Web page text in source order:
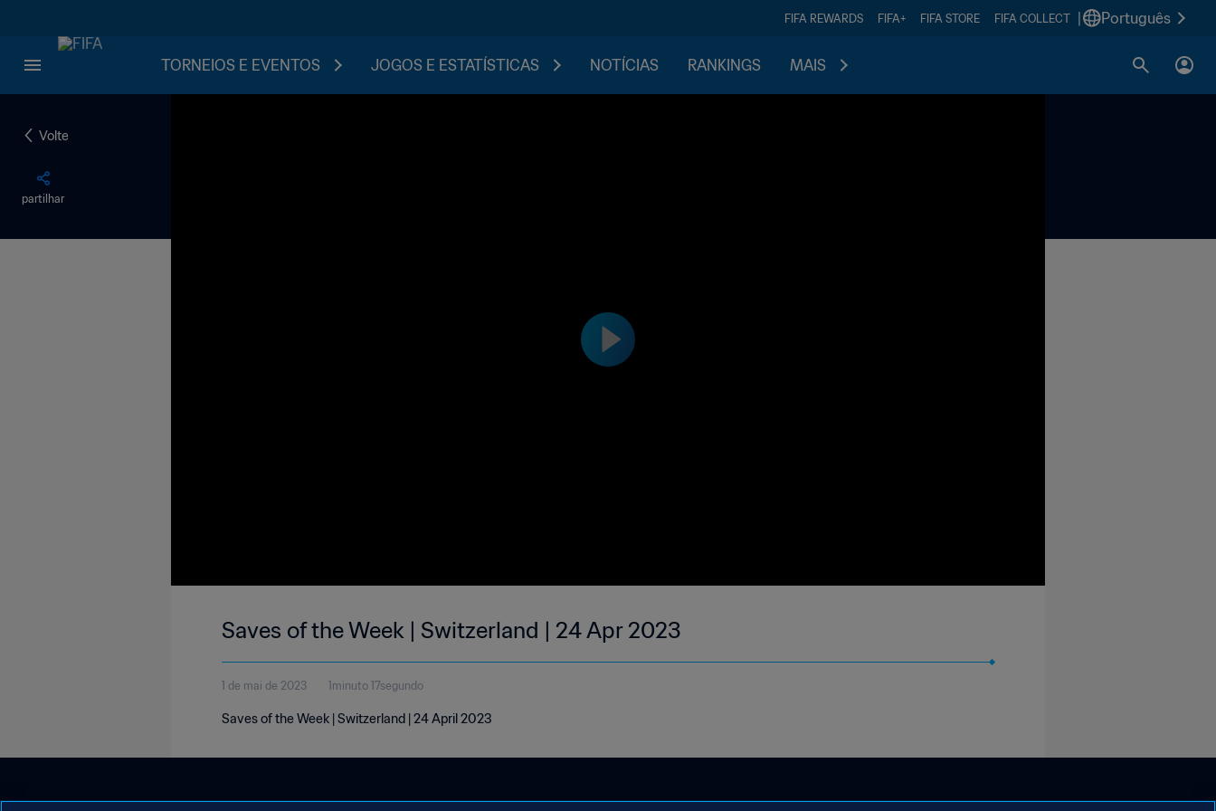
FIFA REWARDS FIFA+ FIFA STORE FIFA COLLECT Português
TORNEIOS E EVENTOS JOGOS E ESTATÍSTICAS NOTÍCIAS RANKINGS MAIS
Volte
partilhar
Saves of the Week | Switzerland | 24 Apr 2023
1 de mai de 2023 1minuto 17segundo
Saves of the Week | Switzerland | 24 April 2023